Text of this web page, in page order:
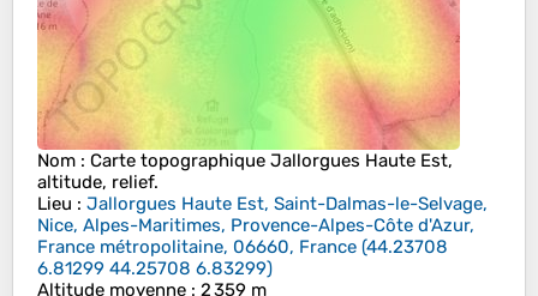
Nom : Carte topographique Jallorgues Haute Est,
altitude, relief.
Lieu : Jallorgues Haute Est, Saint-Dalmas-le-Selvage,
Nice, Alpes-Maritimes, Provence-Alpes-Côte d'Azur,
France métropolitaine, 06660, France (44.23708
6.81299 44.25708 6.83299)
Altitude moyenne : 2 359 m